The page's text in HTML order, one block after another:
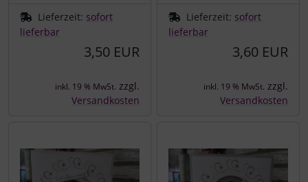
Lieferzeit: sofort
lieferbar
3,50 EUR
inkl. 19 % MwSt. zzgl.
Versandkosten
Lieferzeit: sofort
lieferbar
3,60 EUR
inkl. 19 % MwSt. zzgl.
Versandkosten